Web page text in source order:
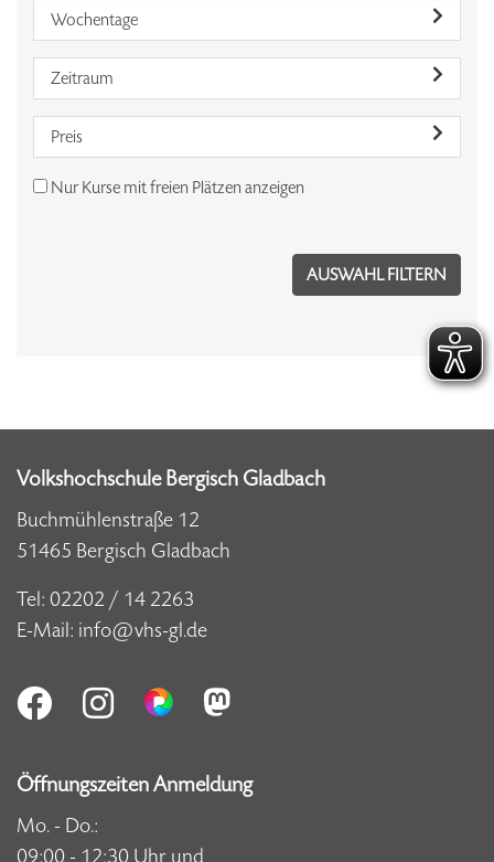
Wochentage
Zeitraum
Preis
Nur Kurse mit freien Plätzen anzeigen
Volkshochschule Bergisch Gladbach
Buchmühlenstraße 12
51465 Bergisch Gladbach
Tel: 02202 / 14 2263
E-Mail: info@vhs-gl.de
Öffnungszeiten Anmeldung
Mo. - Do.:
09:00 - 12:30 Uhr und